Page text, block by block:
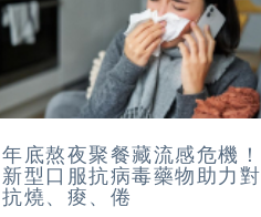
年底熬夜聚餐藏流感危機！
新型口服抗病毒藥物助力對
抗燒、痠、倦